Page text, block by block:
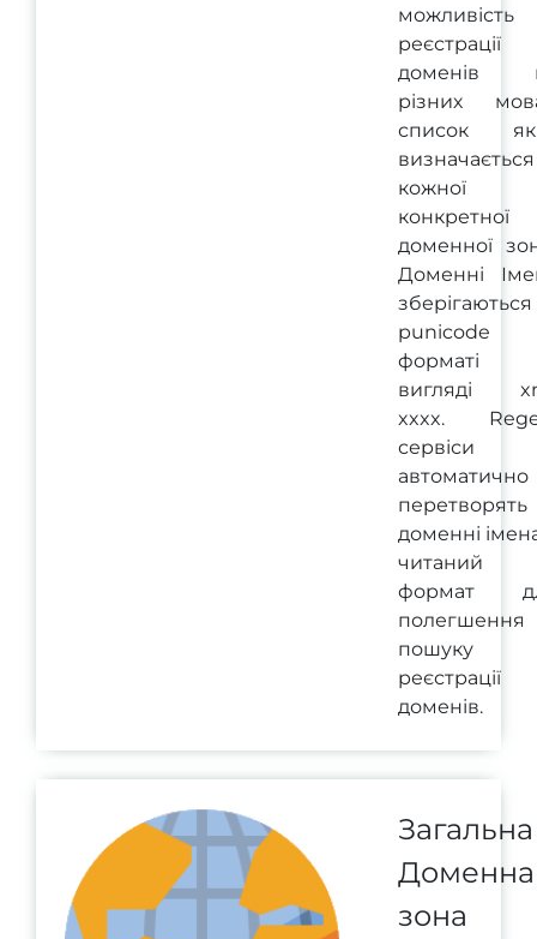
можливість
реєстрації
доменів
різних
список
визначається
кожної
конкретної
доменної
Доменні
punicode
форматі
вигляді
xxxx.
сервіси
автоматично
перетворять
доменні
читаний
формат
полегшення
пошуку
реєстрації
доменів.
Загальна
Доменна
зона